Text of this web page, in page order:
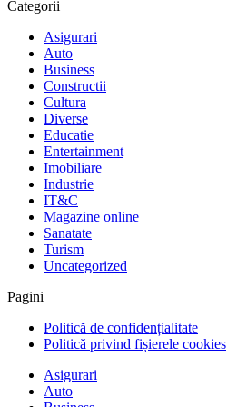
Categorii
Asigurari
Auto
Business
Constructii
Cultura
Diverse
Educatie
Entertainment
Imobiliare
Industrie
IT&C
Magazine online
Sanatate
Turism
Uncategorized
Pagini
Politică de confidențialitate
Politică privind fișierele cookies
Asigurari
Auto